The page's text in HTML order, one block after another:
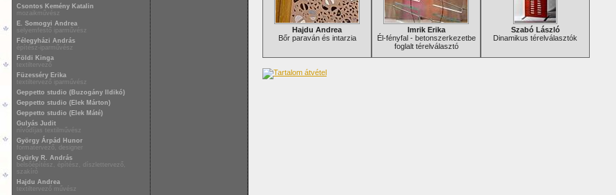
Csontos Kemény Katalin
mozaikművész
E. Somogyi Andrea
selyemfestő iparművész
Félegyházi András
építész-iparművész
Földi Kinga
textiltervező
Füzesséry Erika
textiltervező iparművész
Geppetto studio (Buzogány Ildikó)
Geppetto studio (Elek Márton)
Geppetto studio (Elek Máté)
Gulyás Judit
nívódíjas textilművész
György Árpád Hunor
formatervező, designer
Gyürky R. András
belsőépítész, építész, díszlettervező,
szakíró
Hajdu Andrea
textiltervező művész
Hajdu Andrea
Bőr paraván és intarzia
Imrik Erika
Él-fényfal - betonszerkezetbe
foglalt térelválasztó
Szabó László
Dinamikus térelválasztók